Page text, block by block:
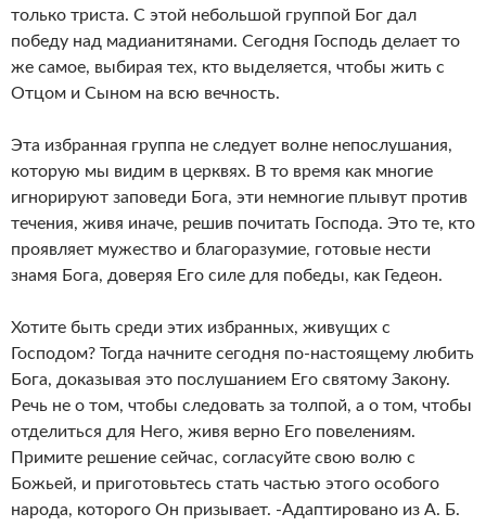
только триста. С этой небольшой группой Бог дал
победу над мадианитянами. Сегодня Господь делает то
же самое, выбирая тех, кто выделяется, чтобы жить с
Отцом и Сыном на всю вечность.
Эта избранная группа не следует волне непослушания,
которую мы видим в церквях. В то время как многие
игнорируют заповеди Бога, эти немногие плывут против
течения, живя иначе, решив почитать Господа. Это те, кто
проявляет мужество и благоразумие, готовые нести
знамя Бога, доверяя Его силе для победы, как Гедеон.
Хотите быть среди этих избранных, живущих с
Господом? Тогда начните сегодня по-настоящему любить
Бога, доказывая это послушанием Его святому Закону.
Речь не о том, чтобы следовать за толпой, а о том, чтобы
отделиться для Него, живя верно Его повелениям.
Примите решение сейчас, согласуйте свою волю с
Божьей, и приготовьтесь стать частью этого особого
народа, которого Он призывает. -Адаптировано из А. Б.